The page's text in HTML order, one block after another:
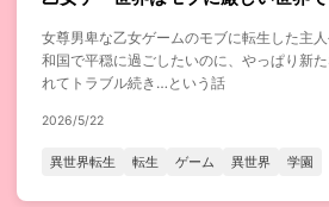
女尊男卑な乙女ゲームのモブに転生した主
和国で平穏に過ごしたいのに、やっぱり新
れてトラブル続き…という話
2026/5/22
異世界転生 転生 ゲーム 異世界 学園